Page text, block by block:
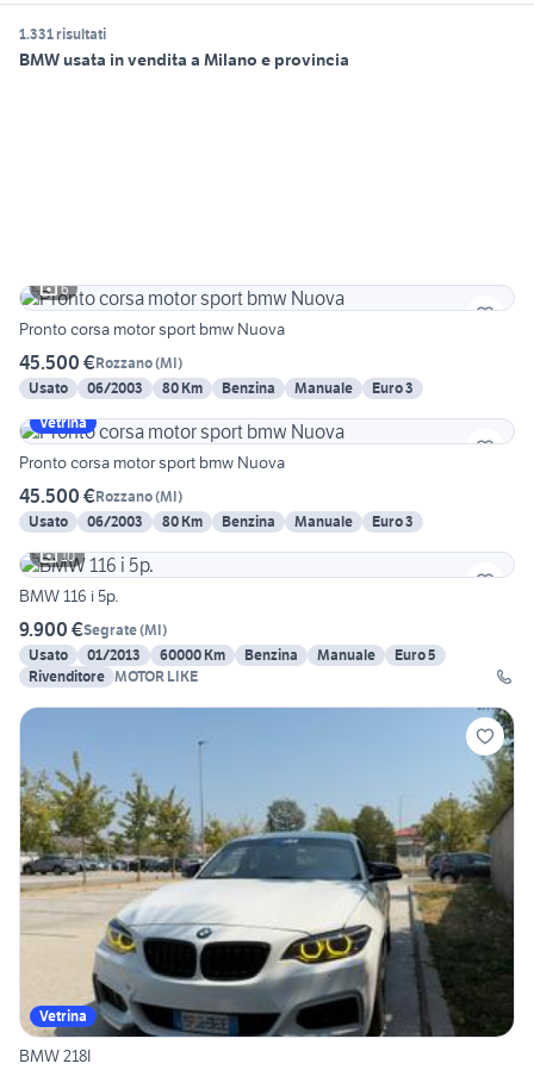
1.331 risultati
BMW usata in vendita a Milano e provincia
6
Pronto corsa motor sport bmw Nuova
45.500 €Rozzano(MI)
Usato
06/2003 80 Km Benzina Manuale
Euro 3
Vetrina
Pronto corsa motor sport bmw Nuova
45.500 €Rozzano(MI)
Usato
06/2003 80 Km Benzina Manuale
Euro 3
10
BMW 116 i 5p.
9.900 €Segrate(MI)
Usato
01/2013 60000 Km Benzina Manuale
Euro 5
Rivenditore MOTOR LIKE
Vetrina
BMW 218I